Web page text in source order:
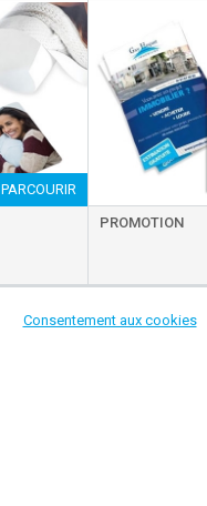
PARCOURIR
PROMOTION
Consentement aux cookies